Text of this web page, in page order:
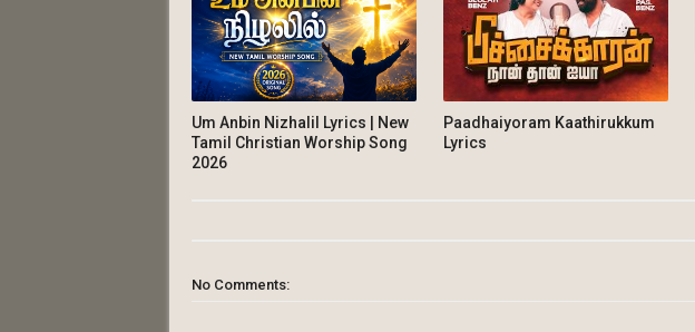
Um Anbin Nizhalil Lyrics | New
Tamil Christian Worship Song
2026
Paadhaiyoram Kaathirukkum
Lyrics
No Comments: